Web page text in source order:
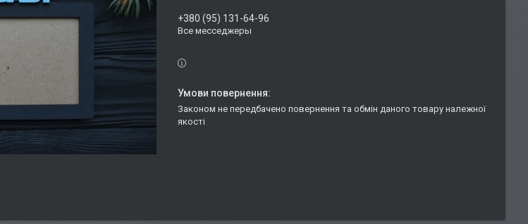
+380 (95) 131-64-96
Все месседжеры
Законом не передбачено повернення та обмін даного товару належної
якості